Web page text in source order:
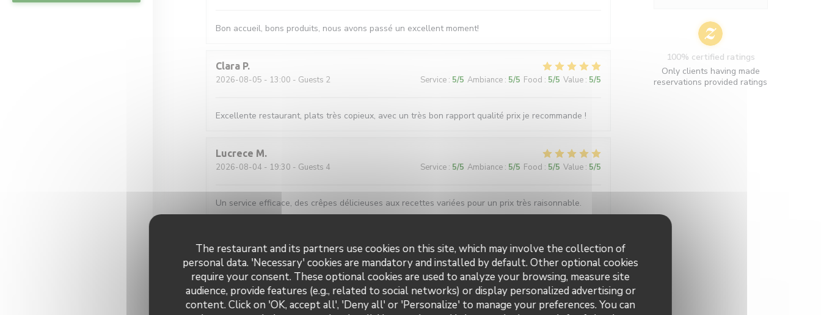
The restaurant and its partners use cookies on this site, which may involve the collection of
personal data. 'Necessary' cookies are mandatory and installed by default. Other optional cookies
require your consent. These optional cookies are used to analyze your browsing, measure site
audience, provide features (e.g., related to social networks) or display personalized advertising or
content. Click on 'OK, accept all', 'Deny all' or 'Personalize' to manage your preferences. You can
Bon accueil, bons produits, nous avons passé un excellent moment!
Clara P
2026-08-05 - 13:00 - Guests 2 Service: 5/5 Ambiance: 5/5 Food : 5/5 Value: 5/5
Excellente restaurant, plats très copieux, avec un très bon rapport qualité prix je recommande !
Lucrece M
2026-08-04 - 19:30 - Guests 4 Service: 5/5 Ambiance: 5/5 Food : 5/5 Value: 5/5
Un service efficace, des crêpes délicieuses aux recettes variées pour un prix très raisonnable.
2026-08-01- 12:30 - Guests 5 Service:5 /5 Ambiance: 5/5 Food: 5/5 Value:5/5
Galettes et crêpes très généreuses (en garnitures)
100% certified ratings
Only clients having made
reservations provided ratings